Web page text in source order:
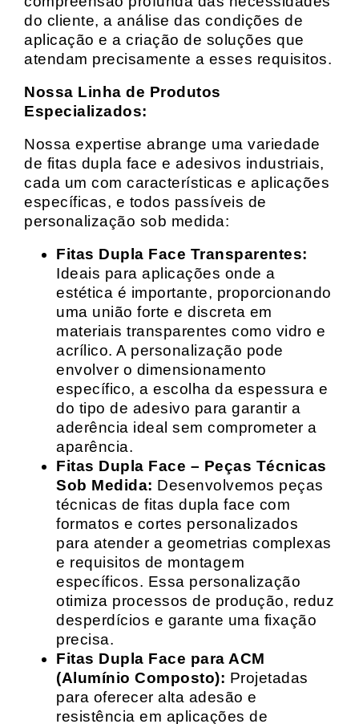
do cliente, a análise das condições de
aplicação e a criação de soluções que
atendam precisamente a esses requisitos.
Nossa Linha de Produtos
Especializados:
Nossa expertise abrange uma variedade
de fitas dupla face e adesivos industriais,
cada um com características e aplicações
específicas, e todos passíveis de
personalização sob medida:
Fitas Dupla Face Transparentes:
Ideais para aplicações onde a
estética é importante, proporcionando
uma união forte e discreta em
materiais transparentes como vidro e
acrílico. A personalização pode
envolver o dimensionamento
específico, a escolha da espessura e
do tipo de adesivo para garantir a
aderência ideal sem comprometer a
aparência.
Fitas Dupla Face – Peças Técnicas
Sob Medida: Desenvolvemos peças
técnicas de fitas dupla face com
formatos e cortes personalizados
para atender a geometrias complexas
e requisitos de montagem
específicos. Essa personalização
otimiza processos de produção, reduz
desperdícios e garante uma fixação
precisa.
Fitas Dupla Face para ACM
(Alumínio Composto): Projetadas
para oferecer alta adesão e
resistência em aplicações de